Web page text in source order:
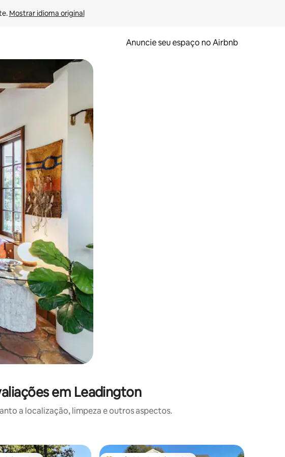
Mostrar idioma original
Anuncie seu espaço no Airbnb
ou tocando e deslizando o dedo na tela.
em Leadington
a localização, limpeza e outros aspectos.